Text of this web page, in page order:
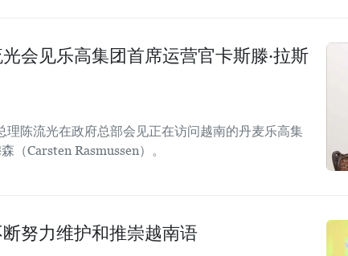
会见乐高集团首席运营官卡斯滕·拉斯
理陈流光在政府总部会见正在访问越南的丹麦乐高集
（Carsten Rasmussen）。
努力维护和推崇越南语